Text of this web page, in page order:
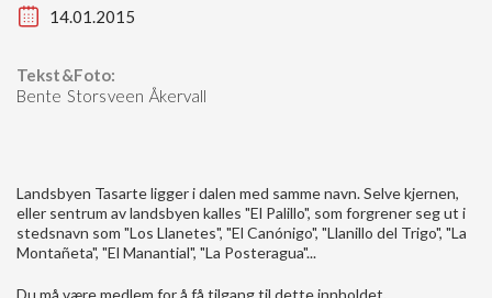
14.01.2015
Tekst&Foto:
Bente Storsveen Åkervall
Landsbyen Tasarte ligger i dalen med samme navn. Selve kjernen,
eller sentrum av landsbyen kalles "El Palillo", som forgrener seg ut i
stedsnavn som "Los Llanetes", "El Canónigo", "Llanillo del Trigo", "La
Montañeta", "El Manantial", "La Posteragua"...
Du må være medlem for å få tilgang til dette innholdet.